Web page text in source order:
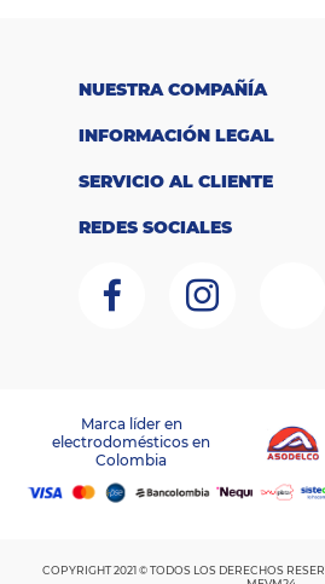
NUESTRA COMPAÑÍA
INFORMACIÓN LEGAL
SERVICIO AL CLIENTE
LAGOBO DISTRIBUCIONES S.A.S
RNT:259151
REDES SOCIALES
Marca líder en
electrodomésticos en
Colombia
COPYRIGHT 2021 © TODOS LOS DERECHOS